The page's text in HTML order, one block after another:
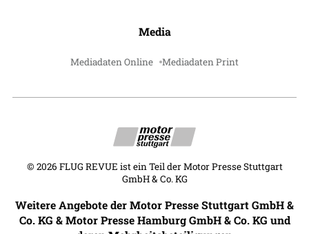
Media
Mediadaten Online Mediadaten Print
© 2026 FLUG REVUE ist ein Teil der Motor Presse Stuttgart
GmbH & Co. KG
Weitere Angebote der Motor Presse Stuttgart GmbH &
Co. KG & Motor Presse Hamburg GmbH & Co. KG und